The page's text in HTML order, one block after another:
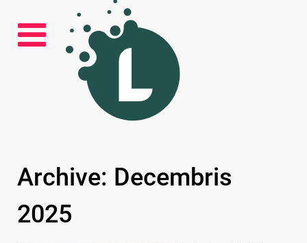
Archive: Decembris
2025